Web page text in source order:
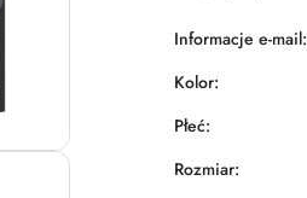
Informacje e-mail:
Kolor:
Płeć:
Rozmiar: